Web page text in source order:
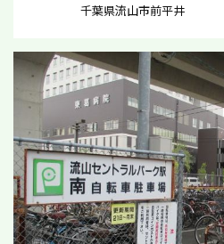
千葉県流山市前平井